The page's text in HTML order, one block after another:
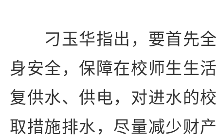
刁玉华指出，要首先全
身安全，保障在校师生生
复供水、供电，对进水的
取措施排水，尽量减少财